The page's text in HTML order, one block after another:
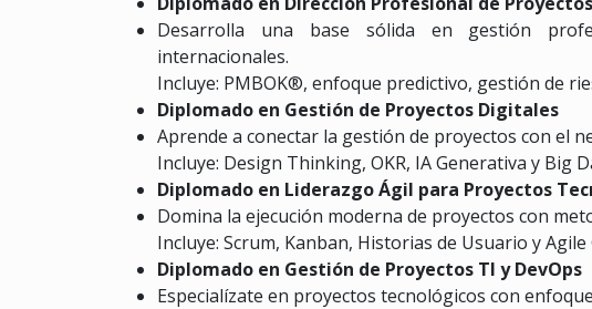
Desarrolla una base sólida en gestión
internacionales.
Incluye: PMBOK®, enfoque predictivo, gestión de
Diplomado en Gestión de Proyectos Digitales
Aprende a conectar la gestión de proyectos con el
Incluye: Design Thinking, OKR, IA Generativa y Big
Diplomado en Liderazgo Ágil para Proyectos
Domina la ejecución moderna de proyectos con
Incluye: Scrum, Kanban, Historias de Usuario y Agile
Diplomado en Gestión de Proyectos TI y DevOps
Especialízate en proyectos tecnológicos con